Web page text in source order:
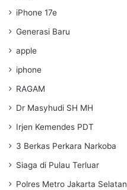
iPhone 17e
Generasi Baru
apple
iphone
RAGAM
Dr Masyhudi SH MH
Irjen Kemendes PDT
3 Berkas Perkara Narkoba
Siaga di Pulau Terluar
Polres Metro Jakarta Selatan